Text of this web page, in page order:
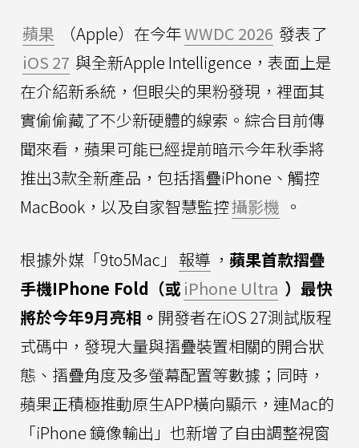
蘋果 （Apple）在今年WWDC 2026 發表了
iOS 27 與全新Apple Intelligence，表面上是
在介紹新系統，但眼尖的果粉發現，裡面其
實偷偷藏了不少新硬體的線索。綜合目前傳
聞來看，蘋果可能已經提前暗示今年秋季將
推出3款全新產品，包括摺疊iPhone、觸控
MacBook，以及自家智慧監控攝影機 。
根據外媒「9to5Mac」 報導 ， 蘋果首款摺疊
手機IPhone Fold（或iPhone Ultra ）最快
將於今年9月亮相。 開發者在iOS 27測試版程
式碼中，發現大量與摺疊裝置相關的開合狀
態、摺疊角度及多螢幕配置等數據；同時，
蘋果正積極推動原生APP橫向顯示，連Mac的
「iPhone 鏡像輸出」也新增了自由調整視窗